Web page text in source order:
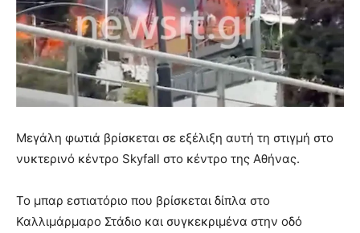
Μεγάλη φωτιά βρίσκεται σε εξέλιξη αυτή τη στιγμή στο
νυκτερινό κέντρο Skyfall στο κέντρο της Αθήνας.
Το μπαρ εστιατόριο που βρίσκεται δίπλα στο
Καλλιμάρμαρο Στάδιο και συγκεκριμένα στην οδό